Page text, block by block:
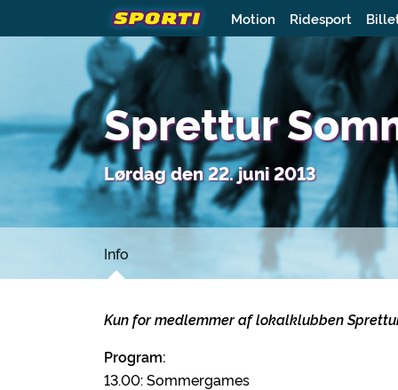
Motion Ridesport
Sprettur
Lørdag den 22. juni 2013
Info
Kun for medlemmer af lokalklubben
Program:
13.00: Sommergames